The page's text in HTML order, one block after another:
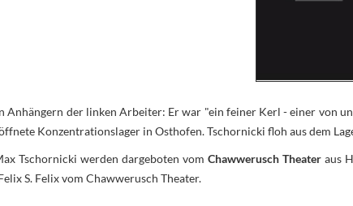
Anhängern der linken Arbeiter: Er war "ein feiner Kerl - einer von
Konzentrationslager in Osthofen. Tschornicki floh aus dem
Tschornicki werden dargeboten vom Chawwerusch Theateraus
S. Felix vom Chawwerusch Theater.